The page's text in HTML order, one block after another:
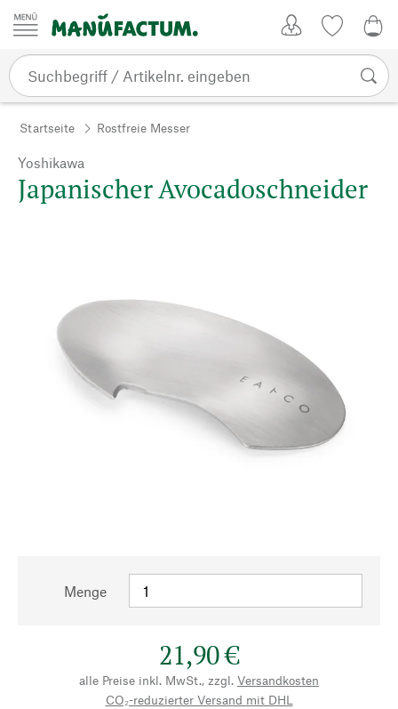
Zum Inhalt springen
Startseite Rostfreie Messer
Yoshikawa
Japanischer Avocadoschneider
Menge
21,90 €
alle Preise inkl. MwSt., zzgl. Versandkosten
CO₂-reduzierter Versand mit DHL